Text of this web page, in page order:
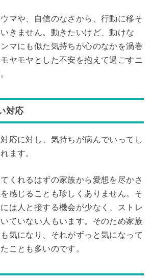
マや、自信のなさから、行動に移そ
きません。動きたいけど、動けな
マにも似た気持ちが心のなかを渦巻
ヤモヤとした不安を抱えて過ごすニ
対応
応に対し、気持ちが病んでいってし
ます。
くれるはずの家族から愛想を尽かさ
感じることも珍しくありません。そ
は人と接する機会が少なく、ストレ
ていない人もいます。そのため家族
気になり、それがずっと気になって
ことも多いのです。